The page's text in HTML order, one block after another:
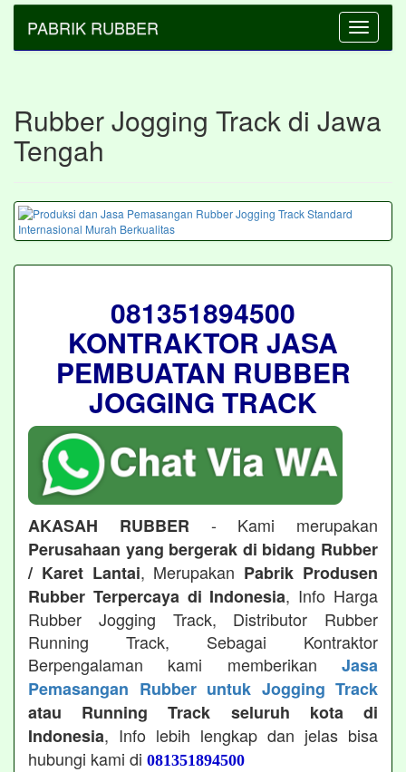
Toggle
PABRIK RUBBER
Rubber Jogging Track di Jawa
Tengah
081351894500
KONTRAKTOR JASA
PEMBUATAN RUBBER
JOGGING TRACK
AKASAH RUBBER - Kami merupakan
Perusahaan yang bergerak di bidang Rubber
/ Karet Lantai, Merupakan Pabrik Produsen
Rubber Terpercaya di Indonesia, Info Harga
Rubber Jogging Track, Distributor Rubber
Running Track, Sebagai Kontraktor
Berpengalaman kami memberikan Jasa
Pemasangan Rubber untuk Jogging Track
atau Running Track seluruh kota di
Indonesia, Info lebih lengkap dan jelas bisa
hubungi kami di 081351894500